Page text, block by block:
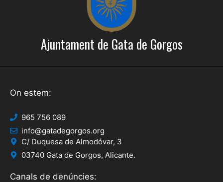
Ajuntament de Gata de Gorgos
On estem:
965 756 089
info@gatadegorgos.org
C/ Duquesa de Almodóvar, 3
03740 Gata de Gorgos, Alicante.
Canals de denúncies: